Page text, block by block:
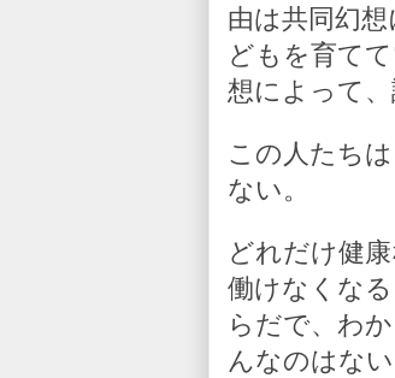
由は共同幻
どもを育て
想によって
この人たち
ない。
どれだけ健
働けなくな
らだで、わ
んなのはな